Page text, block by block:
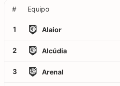
# Equipo
1 Alaior
2 Alcúdia
3 Arenal